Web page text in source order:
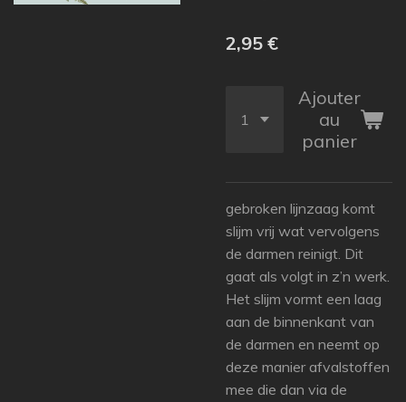
2,95 €
Ajouter
au
panier
gebroken lijnzaag komt
slijm vrij wat vervolgens
de darmen reinigt. Dit
gaat als volgt in z’n werk.
Het slijm vormt een laag
aan de binnenkant van
de darmen en neemt op
deze manier afvalstoffen
mee die dan via de